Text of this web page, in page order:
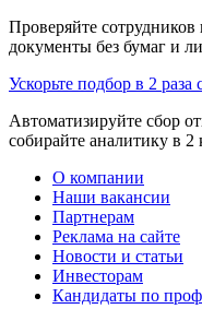
Проверяйте
документы без бумаг и
Ускорьте подбор в 2 раза
Автоматизируйте сбор
собирайте аналитику в 2
О компании
Наши вакансии
Партнерам
Реклама на сайте
Новости и статьи
Инвесторам
Кандидаты по